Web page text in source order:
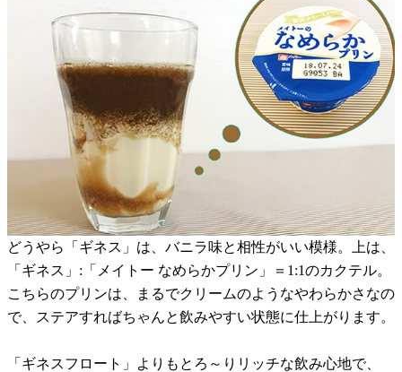
どうやら「ギネス」は、バニラ味と相性がいい模様。上は、
「ギネス」:「メイトー なめらかプリン」＝1:1のカクテル。
こちらのプリンは、まるでクリームのようなやわらかさなの
で、ステアすればちゃんと飲みやすい状態に仕上がります。
「ギネスフロート」よりもとろ～りリッチな飲み心地で、